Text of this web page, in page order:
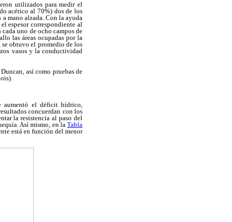
utilizados para medir el
acético al 70%) dos de los
mano alzada. Con la ayuda
espesor correspondiente al
uno de ocho campos de
las áreas ocupadas por la
obtuvo el promedio de los
vasos y la conductividad
así como pruebas de
aumentó el déficit hídrico,
concuerdan con los
la resistencia al paso del
Así mismo, en la Tabla
está en función del menor